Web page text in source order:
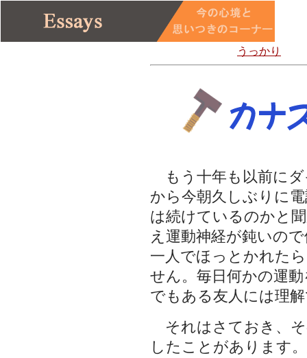
うっかり
もう十年も以前に
から今朝久しぶりに
は続けているのかと
え運動神経が鈍いの
一人でほっとかれた
せん。毎日何かの運
でもある友人には理
それはさておき、
したことがあります